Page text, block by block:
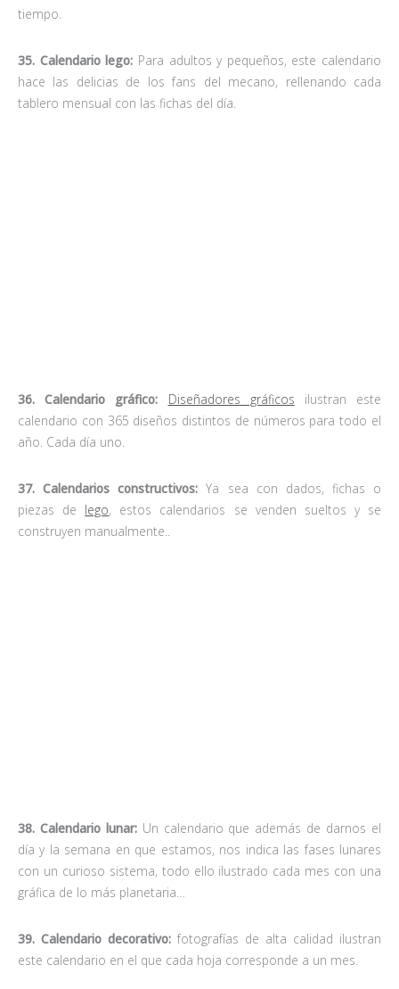
calendario con 365 diseños distintos de números para todo el
37. Calendarios constructivos:Ya sea con dados, fichas o
piezas delego, estos calendarios se venden sueltos y se
38. Calendario lunar:Un calendario que además de darnos el
día y la semana en que estamos, nos indica las fases lunares
gráfica de lo más planetaria…
39. Calendario decorativo:
40. Calendario flor:Curioso calendario de mesa a construir por
uno mismo en el que se acaba formando un polígono cuyas
caras corresponden a cada mes y cuyos cantos de colores
41. Calendario mediterráneo:para los amantes delestilo